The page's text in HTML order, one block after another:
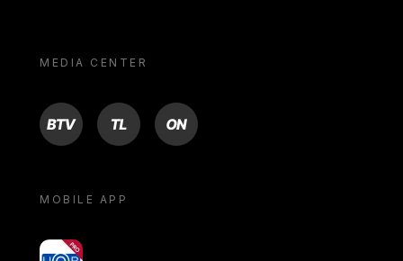
MEDIA CENTER
BTV TL ON
MOBILE APP
yoU@B